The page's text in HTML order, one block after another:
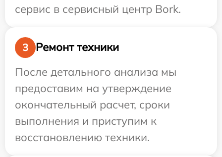
сервис в сервисный центр Bork.
3
Ремонт техники
После детального анализа мы
предоставим на утверждение
окончательный расчет, сроки
выполнения и приступим к
восстановлению техники.